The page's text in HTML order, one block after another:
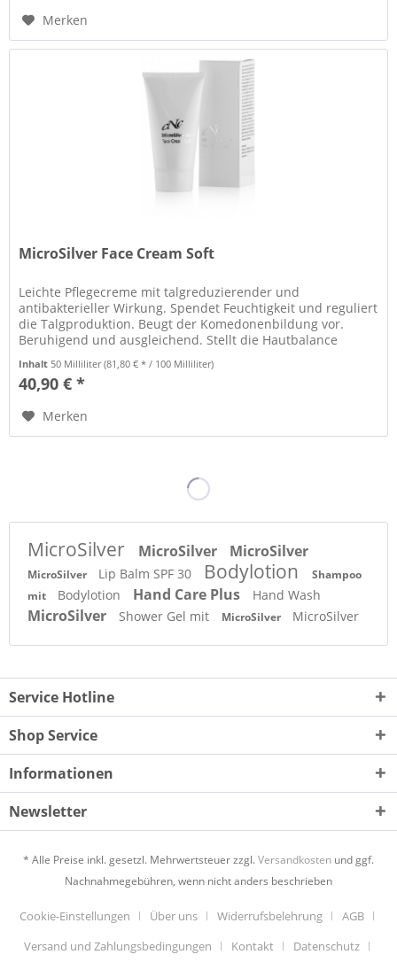
Merken
MicroSilver Face Cream Soft
Leichte Pflegecreme mit talgreduzierender und
antibakterieller Wirkung. Spendet Feuchtigkeit und reguliert
die Talgproduktion. Beugt der Komedonenbildung vor.
Beruhigend und ausgleichend. Stellt die Hautbalance
Inhalt50 Milliliter(81,80 € * / 100 Milliliter)
40,90 € *
Merken
MicroSilver MicroSilver MicroSilver
MicroSilver Lip Balm SPF 30 Bodylotion
Shampoo
mit
Bodylotion Hand Care Plus Hand Wash
MicroSilver Shower Gel mit MicroSilver MicroSilver
Service Hotline
Shop Service
Informationen
Newsletter
* Alle Preise inkl. gesetzl. Mehrwertsteuer zzgl.Versandkosten und ggf.
Nachnahmegebühren, wenn nicht anders beschrieben
Cookie-Einstellungen Über uns Widerrufsbelehrung
AGB
Versand und Zahlungsbedingungen
Kontakt Datenschutz